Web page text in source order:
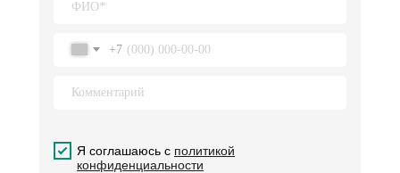
Я соглашаюсь с политикой
конфиденциальности
+7